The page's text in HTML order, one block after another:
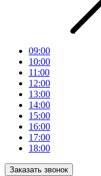
09:00
10:00
11:00
12:00
13:00
14:00
15:00
16:00
17:00
18:00
Заказать звонок